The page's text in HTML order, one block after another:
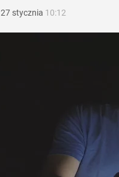
27 stycznia 10:12